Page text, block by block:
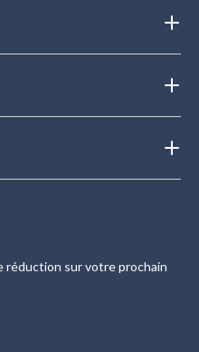
réduction sur votre prochain